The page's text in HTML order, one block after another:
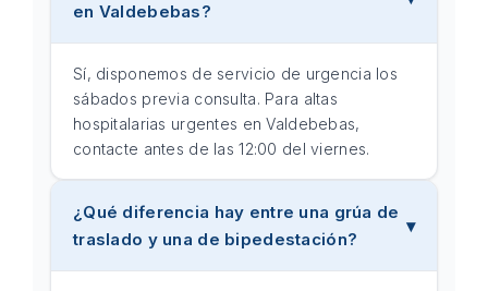
en Valdebebas?
Sí, disponemos de servicio de urgencia los
sábados previa consulta. Para altas
hospitalarias urgentes en Valdebebas,
contacte antes de las 12:00 del viernes.
¿Qué diferencia hay entre una grúa de
traslado y una de bipedestación?